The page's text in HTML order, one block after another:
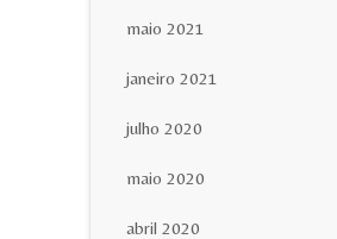
maio 2021
janeiro 2021
julho 2020
maio 2020
abril 2020